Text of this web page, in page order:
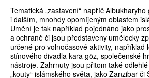
Tematická „zastavení“ napříč
i dalším, mnohdy opomíjeným oblastem
Umění je tak například pojednáno jako
a ochraně či jsou představeny umělecky
určené pro volnočasové aktivity, například
stínového divadla kara göz, společenské
nástroje. Zahrnuty jsou přitom také
„kouty“ islámského světa, jako Zanzibar